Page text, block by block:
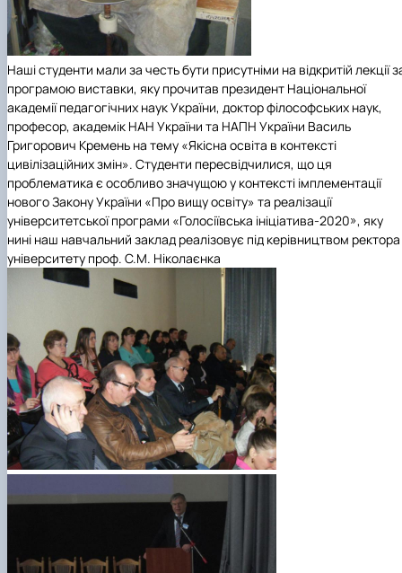
Наші студенти мали за честь бути присутніми на відкритій лекції
програмою виставки, яку прочитав президент Національної
академії педагогічних наук України, доктор філософських наук,
професор, академік НАН України та НАПН України Василь
Григорович Кремень на тему «Якісна освіта в контексті
цивілізаційних змін». Студенти пересвідчилися, що ця
проблематика є особливо значущою у контексті імплементації
нового Закону України «Про вищу освіту» та реалізації
університетської програми «Голосіївська ініціатива-2020», яку
нині наш навчальний заклад реалізовує під керівництвом ректора
університету проф. С.М. Ніколаєнка